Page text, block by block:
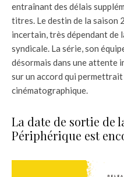
entraînant des délais
titres. Le destin de la saison
incertain, très dépendant de
syndicale. La série, son
désormais dans une attente
sur un accord qui
cinématographique.
La date de sortie de
Périphérique est